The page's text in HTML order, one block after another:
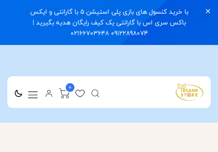
با خرید کنسول های بازی پلی استیشن 5 با گارانتی و ایکس
باکس سری اس با گارانتی یک کیف رایگان هدیه بگیرید |
09122898074 02166703648
0